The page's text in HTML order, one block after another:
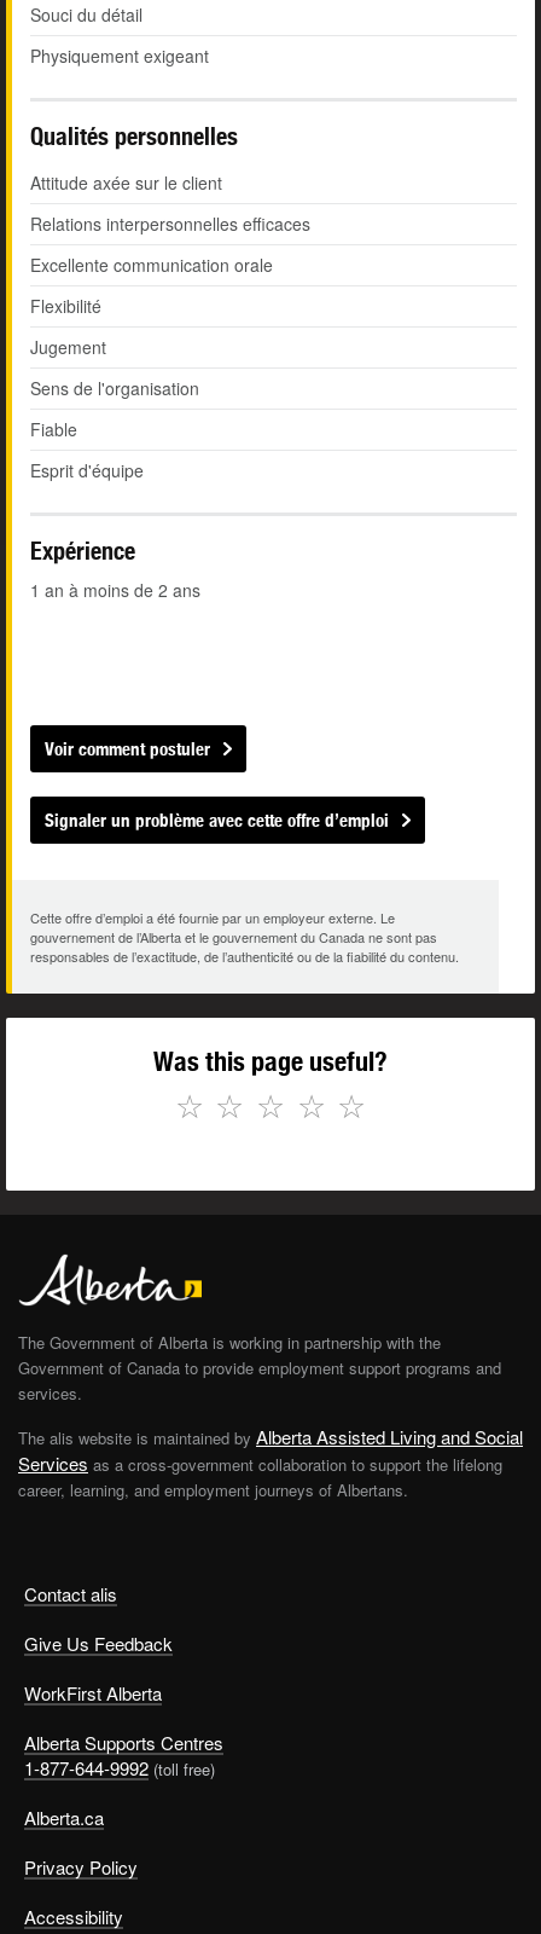
Souci du détail
Physiquement exigeant
Qualités personnelles
Attitude axée sur le client
Relations interpersonnelles efficaces
Excellente communication orale
Flexibilité
Jugement
Sens de l'organisation
Fiable
Esprit d'équipe
Expérience
1 an à moins de 2 ans
Voir comment postuler
Signaler un problème avec cette offre d’emploi
Cette offre d’emploi a été fournie par un employeur externe. Le
gouvernement de l’Alberta et le gouvernement du Canada ne sont pas
responsables de l’exactitude, de l’authenticité ou de la fiabilité du contenu.
Was this page useful?
☆
☆
☆
☆
☆
Contact alis
Give Us Feedback
WorkFirst Alberta
Alberta Supports Centres
1-877-644-9992 (toll free)
Alberta.ca
Privacy Policy
Accessibility
The Government of Alberta is working in partnership with the
Government of Canada to provide employment support programs and
services.
The alis website is maintained by Alberta Assisted Living and Social
Services as a cross-government collaboration to support the lifelong
career, learning, and employment journeys of Albertans.